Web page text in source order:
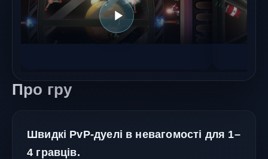
Про гру
Швидкі PvP-дуелі в невагомості для 1–
4 гравців.